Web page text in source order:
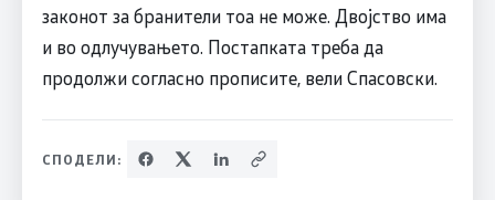
законот за бранители тоа не може. Двојство има
и во одлучувањето. Постапката треба да
продолжи согласно прописите, вели Спасовски.
СПОДЕЛИ: